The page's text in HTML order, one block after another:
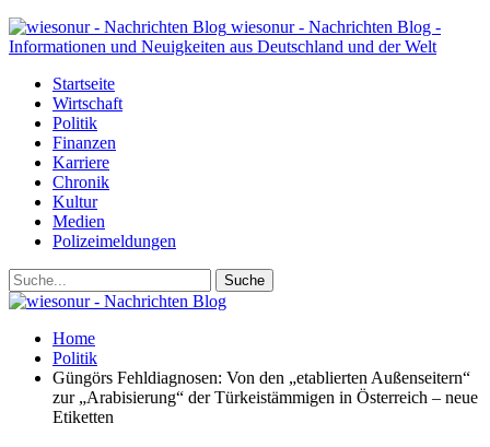
wiesonur - Nachrichten Blog -
Informationen und Neuigkeiten aus Deutschland und der Welt
Startseite
Wirtschaft
Politik
Finanzen
Karriere
Chronik
Kultur
Medien
Polizeimeldungen
Home
Politik
Güngörs Fehldiagnosen: Von den „etablierten Außenseitern“
zur „Arabisierung“ der Türkeistämmigen in Österreich – neue
Etiketten